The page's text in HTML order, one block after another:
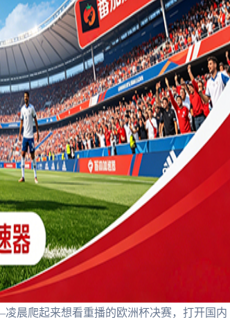
晨爬起来想看重播的欧洲杯决赛，打开国内